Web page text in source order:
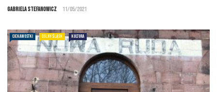
Gabriela Stefanowicz 11/05/2021
CIEKAWOSTKI DOLNY ŚLĄSK KULTURA